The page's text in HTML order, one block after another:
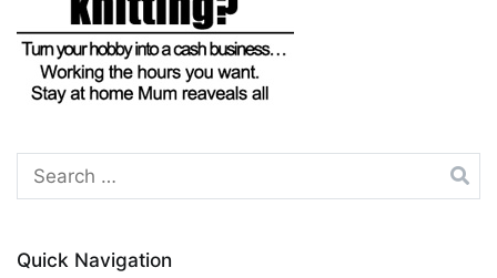
Search
for:
Quick Navigation